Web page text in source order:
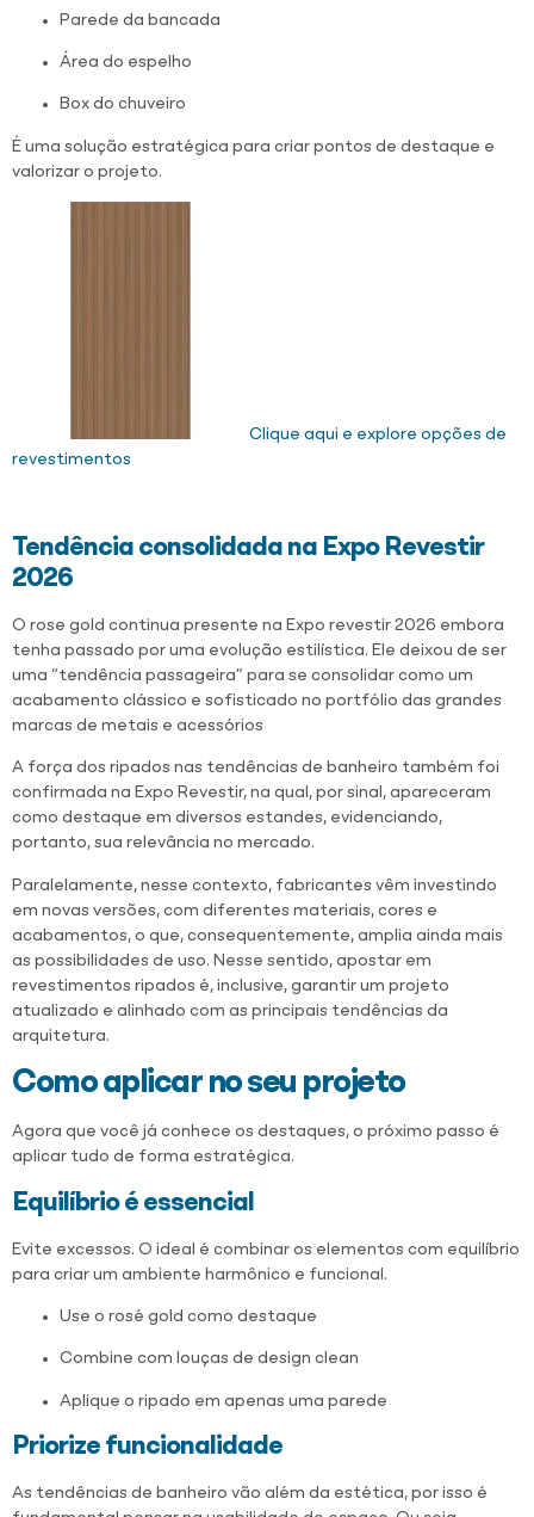
Parede da bancada
Área do espelho
Box do chuveiro
É uma solução estratégica para criar pontos de destaque e
valorizar o projeto.
Clique aqui e explore opções de
revestimentos
Tendência consolidada na Expo Revestir
2026
O rose gold continua presente na Expo revestir 2026 embora
tenha passado por uma evolução estilística. Ele deixou de ser
uma “tendência passageira” para se consolidar como um
acabamento clássico e sofisticado no portfólio das grandes
marcas de metais e acessórios
A força dos ripados nas tendências de banheiro também foi
confirmada na Expo Revestir, na qual, por sinal, apareceram
como destaque em diversos estandes, evidenciando,
portanto, sua relevância no mercado.
Paralelamente, nesse contexto, fabricantes vêm investindo
em novas versões, com diferentes materiais, cores e
acabamentos, o que, consequentemente, amplia ainda mais
as possibilidades de uso. Nesse sentido, apostar em
revestimentos ripados é, inclusive, garantir um projeto
atualizado e alinhado com as principais tendências da
arquitetura.
Como aplicar no seu projeto
Agora que você já conhece os destaques, o próximo passo é
aplicar tudo de forma estratégica.
Equilíbrio é essencial
Evite excessos. O ideal é combinar os elementos com equilíbrio
para criar um ambiente harmônico e funcional.
Use o rosé gold como destaque
Combine com louças de design clean
Aplique o ripado em apenas uma parede
Priorize funcionalidade
As tendências de banheiro vão além da estética, por isso é